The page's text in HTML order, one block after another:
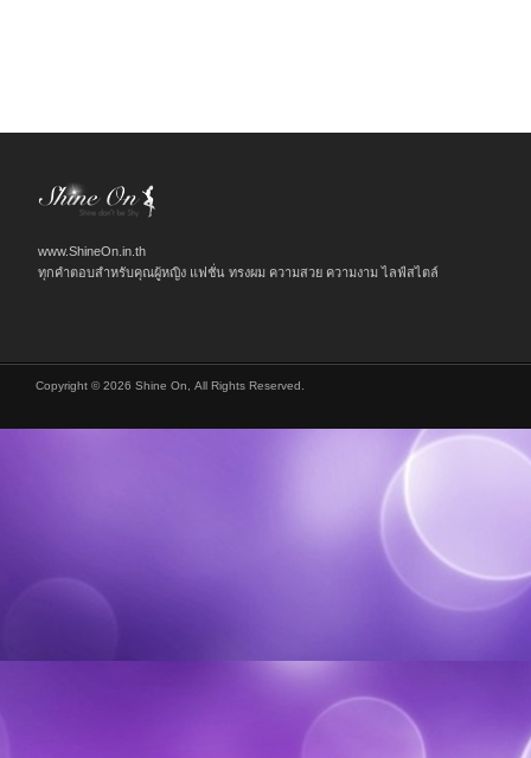
www.ShineOn.in.th
ทุกคำตอบสำหรับคุณผู้หญิง แฟชั่น ทรงผม ความสวย ความงาม ไลฟ์สไตล์
Copyright © 2026 Shine On, All Rights Reserved.